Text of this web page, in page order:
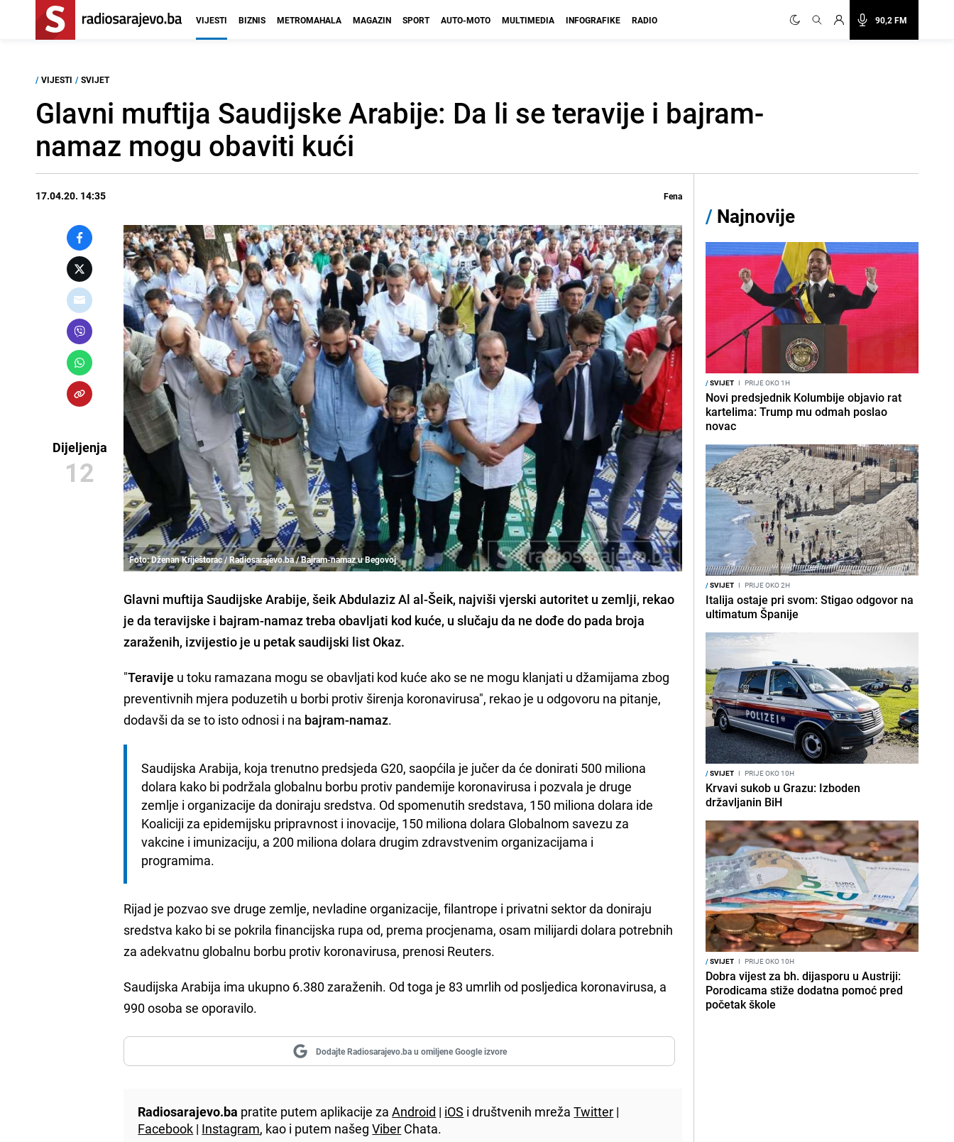
90,2 FM
VIJESTI BIZNIS METROMAHALA MAGAZIN SPORT AUTO-MOTO MULTIMEDIA INFOGRAFIKE RADIO
/ VIJESTI / SVIJET
Glavni muftija Saudijske Arabije: Da li se teravije i bajram-
namaz mogu obaviti kući
17.04.20. 14:35 Fena
Dijeljenja
12
Foto: Dženan Kriještorac / Radiosarajevo.ba / Bajram-namaz u Begovoj
Glavni muftija Saudijske Arabije, šeik Abdulaziz Al al-Šeik, najviši vjerski autoritet u zemlji, rekao
je da teravijske i bajram-namaz treba obavljati kod kuće, u slučaju da ne dođe do pada broja
zaraženih, izvijestio je u petak saudijski list Okaz.
"Teravije u toku ramazana mogu se obavljati kod kuće ako se ne mogu klanjati u džamijama zbog
preventivnih mjera poduzetih u borbi protiv širenja koronavirusa", rekao je u odgovoru na pitanje,
dodavši da se to isto odnosi i na bajram-namaz.
Saudijska Arabija, koja trenutno predsjeda G20, saopćila je jučer da će donirati 500 miliona
dolara kako bi podržala globalnu borbu protiv pandemije koronavirusa i pozvala je druge
zemlje i organizacije da doniraju sredstva. Od spomenutih sredstava, 150 miliona dolara ide
Koaliciji za epidemijsku pripravnost i inovacije, 150 miliona dolara Globalnom savezu za
vakcine i imunizaciju, a 200 miliona dolara drugim zdravstvenim organizacijama i
programima.
Rijad je pozvao sve druge zemlje, nevladine organizacije, filantrope i privatni sektor da doniraju
sredstva kako bi se pokrila financijska rupa od, prema procjenama, osam milijardi dolara potrebnih
za adekvatnu globalnu borbu protiv koronavirusa, prenosi Reuters.
Saudijska Arabija ima ukupno 6.380 zaraženih. Od toga je 83 umrlih od posljedica koronavirusa, a
990 osoba se oporavilo.
Dodajte Radiosarajevo.ba u omiljene Google izvore
Radiosarajevo.ba pratite putem aplikacije zaAndroid | iOS i društvenih mrežaTwitter |
Facebook | Instagram, kao i putem našegViber Chata.
/ Najnovije
/SVIJET I PRIJE OKO 1H
Novi predsjednik Kolumbije objavio rat
kartelima: Trump mu odmah poslao
novac
/SVIJET I PRIJE OKO 2H
Italija ostaje pri svom: Stigao odgovor na
ultimatum Španije
/SVIJET I PRIJE OKO 10H
Krvavi sukob u Grazu: Izboden
državljanin BiH
/SVIJET I PRIJE OKO 10H
Dobra vijest za bh. dijasporu u Austriji:
Porodicama stiže dodatna pomoć pred
početak škole